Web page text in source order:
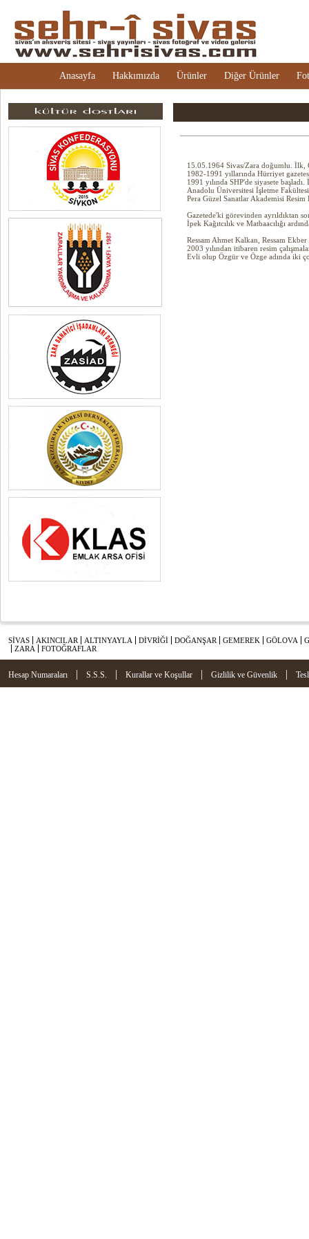
Anasayfa Hakkımızda Ürünler Diğer Ürünler
15.05.1964 Sivas/Zara doğumlu. İlk,
1982-1991 yıllarında Hürriyet
1991 yılında SHP'de siyasete
Anadolu Üniversitesi İşletme
Pera Güzel Sanatlar Akademisi
Gazetede'ki görevinden ayrıldıktan
İpek Kağıtcılık ve Matbaacılığı
Ressam Ahmet Kalkan, Ressam
2003 yılından itibaren resim
Evli olup Özgür ve Özge adında iki
SİVAS AKINCILAR ALTINYAYLA DİVRİĞİ DOĞANŞAR GEMEREK GÖLOVA
ZARA
FOTOĞRAFLAR
Hesap Numaraları | S.S.S. | Kurallar ve Koşullar | Gizlilik ve Güvenlik |